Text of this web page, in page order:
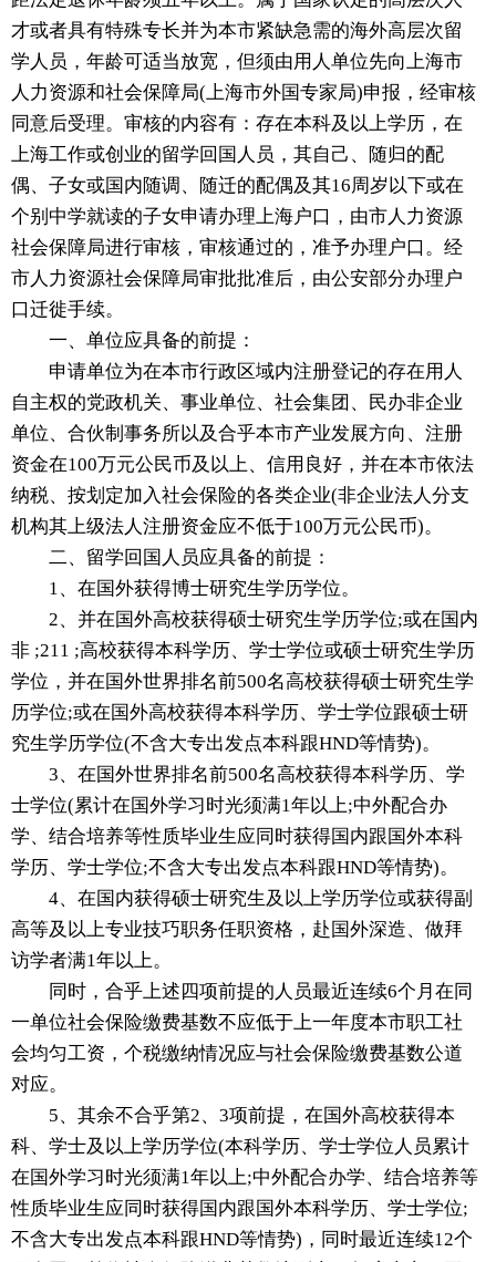
才或者具有特殊专长并为本市紧缺急需的海外高层次留
学人员，年龄可适当放宽，但须由用人单位先向上海市
人力资源和社会保障局(上海市外国专家局)申报，经审核
同意后受理。审核的内容有：存在本科及以上学历，在
上海工作或创业的留学回国人员，其自己、随归的配
偶、子女或国内随调、随迁的配偶及其16周岁以下或在
个别中学就读的子女申请办理上海户口，由市人力资源
社会保障局进行审核，审核通过的，准予办理户口。经
市人力资源社会保障局审批批准后，由公安部分办理户
口迁徙手续。
一、单位应具备的前提：
申请单位为在本市行政区域内注册登记的存在用人
自主权的党政机关、事业单位、社会集团、民办非企业
单位、合伙制事务所以及合乎本市产业发展方向、注册
资金在100万元公民币及以上、信用良好，并在本市依法
纳税、按划定加入社会保险的各类企业(非企业法人分支
机构其上级法人注册资金应不低于100万元公民币)。
二、留学回国人员应具备的前提：
1、在国外获得博士研究生学历学位。
2、并在国外高校获得硕士研究生学历学位;或在国内
非 ;211 ;高校获得本科学历、学士学位或硕士研究生学历
学位，并在国外世界排名前500名高校获得硕士研究生学
历学位;或在国外高校获得本科学历、学士学位跟硕士研
究生学历学位(不含大专出发点本科跟HND等情势)。
3、在国外世界排名前500名高校获得本科学历、学
士学位(累计在国外学习时光须满1年以上;中外配合办
学、结合培养等性质毕业生应同时获得国内跟国外本科
学历、学士学位;不含大专出发点本科跟HND等情势)。
4、在国内获得硕士研究生及以上学历学位或获得副
高等及以上专业技巧职务任职资格，赴国外深造、做拜
访学者满1年以上。
同时，合乎上述四项前提的人员最近连续6个月在同
一单位社会保险缴费基数不应低于上一年度本市职工社
会均匀工资，个税缴纳情况应与社会保险缴费基数公道
对应。
5、其余不合乎第2、3项前提，在国外高校获得本
科、学士及以上学历学位(本科学历、学士学位人员累计
在国外学习时光须满1年以上;中外配合办学、结合培养等
性质毕业生应同时获得国内跟国外本科学历、学士学位;
不含大专出发点本科跟HND等情势)，同时最近连续12个